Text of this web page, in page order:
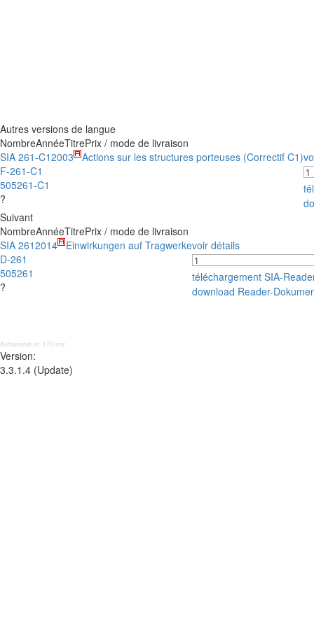
Autres versions de langue
NombreAnnéeTitrePrix / mode de livraison
SIA 261-C1
F-261-C1
505261-C1
?
2003 Actions sur les structures porteuses (Correctif C1)
Suivant
NombreAnnéeTitrePrix / mode de livraison
SIA 261
D-261
505261
?
2014 Einwirkungen auf Tragwerkevoir détails
téléchargement SIA-
download Reader-
Aufbereitet in: 170 ms;
Version:
3.3.1.4 (Update)